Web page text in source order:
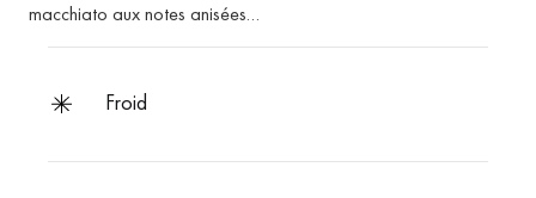
macchiato aux notes anisées…
froid